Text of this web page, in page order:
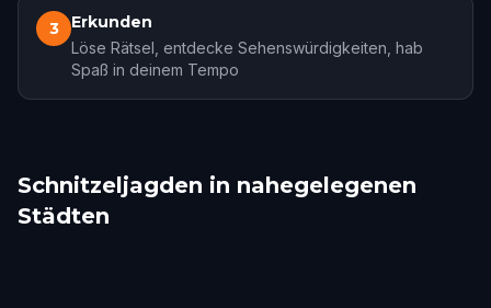
3 Erkunden
Löse Rätsel, entdecke Sehenswürdigkeiten, hab
Spaß in deinem Tempo
Schnitzeljagden in nahegelegenen
Städten